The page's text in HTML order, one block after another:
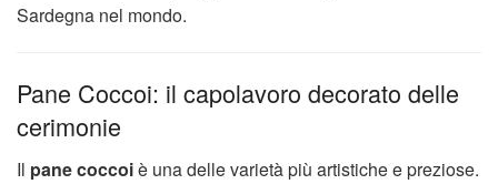
Sardegna nel mondo.
Pane Coccoi: il capolavoro decorato delle
cerimonie
Il pane coccoiè una delle varietà più artistiche e preziose.